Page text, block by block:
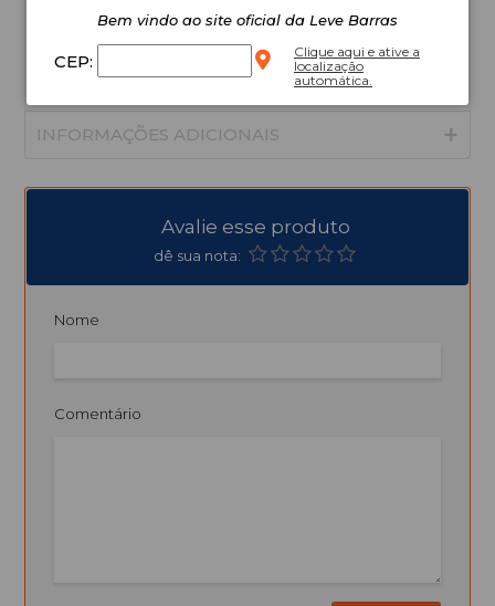
INFORMAÇÕES ADICIONAIS
Avalie esse produto
dê sua nota:
Nome
Comentário
Bem vindo ao site oficial da Leve Barras
CEP:
Clique aqui e ative a
localização
automática.